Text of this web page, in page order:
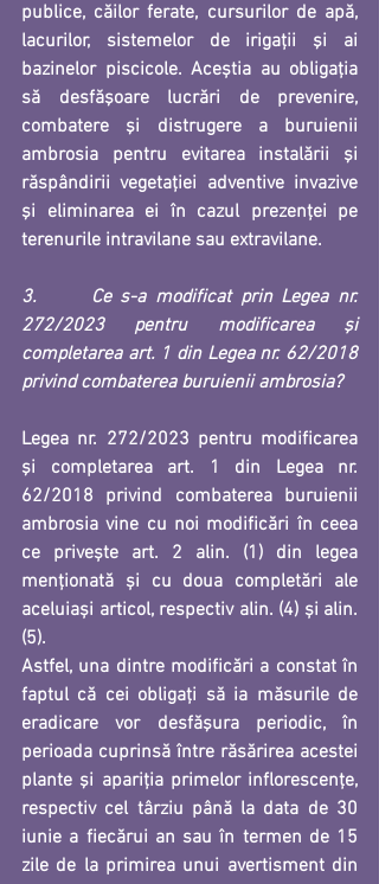
publice, căilor ferate, cursurilor de apă,
lacurilor, sistemelor de irigaţii şi ai
bazinelor piscicole. Aceștia au obligaţia
să desfăşoare lucrări de prevenire,
combatere şi distrugere a buruienii
ambrosia pentru evitarea instalării şi
răspândirii vegetaţiei adventive invazive
şi eliminarea ei în cazul prezenţei pe
terenurile intravilane sau extravilane.
3.      Ce s-a modificat prin Legea nr.
272/2023 pentru modificarea şi
completarea art. 1 din Legea nr. 62/2018
privind combaterea buruienii ambrosia?
Legea nr. 272/2023 pentru modificarea
şi completarea art. 1 din Legea nr.
62/2018 privind combaterea buruienii
ambrosia vine cu noi modificări în ceea
ce privește art. 2 alin. (1) din legea
menționată și cu doua completări ale
aceluiași articol, respectiv alin. (4) și alin.
(5).
Astfel, una dintre modificări a constat în
faptul că cei obligați să ia măsurile de
eradicare vor desfăşura periodic, în
perioada cuprinsă între răsărirea acestei
plante şi apariţia primelor inflorescenţe,
respectiv cel târziu până la data de 30
iunie a fiecărui an sau în termen de 15
zile de la primirea unui avertisment din